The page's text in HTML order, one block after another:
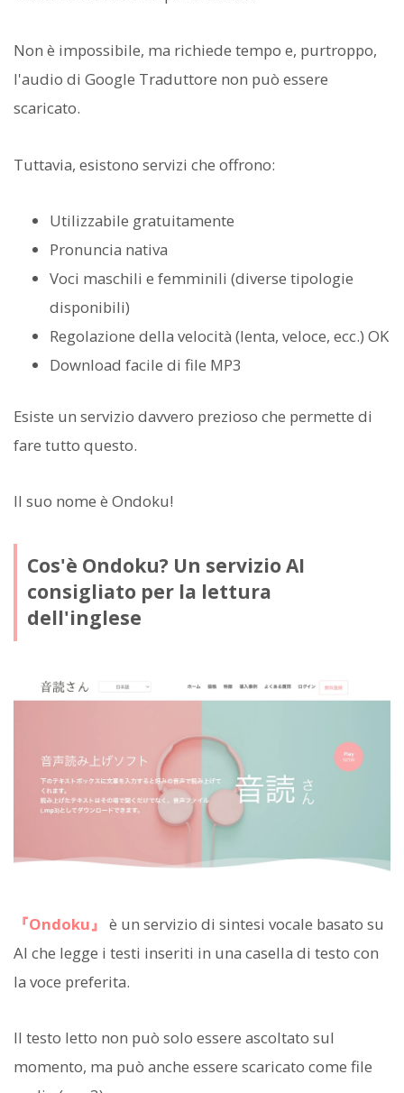
Non è impossibile, ma richiede tempo e, purtroppo,
l'audio di Google Traduttore non può essere
scaricato.
Tuttavia, esistono servizi che offrono:
Utilizzabile gratuitamente
Pronuncia nativa
Voci maschili e femminili (diverse tipologie
disponibili)
Regolazione della velocità (lenta, veloce, ecc.) OK
Download facile di file MP3
Esiste un servizio davvero prezioso che permette di
fare tutto questo.
Il suo nome è Ondoku!
Cos'è Ondoku? Un servizio AI
consigliato per la lettura
dell'inglese
『Ondoku』 è un servizio di sintesi vocale basato su
AI che legge i testi inseriti in una casella di testo con
la voce preferita.
Il testo letto non può solo essere ascoltato sul
momento, ma può anche essere scaricato come file